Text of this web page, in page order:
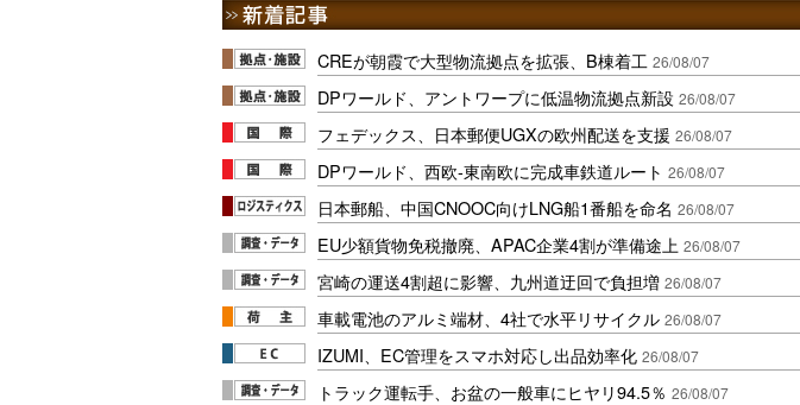
CREが朝霞で大型物流拠点を拡張、B棟着工 26/08/07
DPワールド、アントワープに低温物流拠点新設 26/08/07
フェデックス、日本郵便UGXの欧州配送を支援 26/08/07
DPワールド、西欧-東南欧に完成車鉄道ルート 26/08/07
日本郵船、中国CNOOC向けLNG船1番船を命名 26/08/07
EU少額貨物免税撤廃、APAC企業4割が準備途上 26/08/07
宮崎の運送4割超に影響、九州道迂回で負担増 26/08/07
車載電池のアルミ端材、4社で水平リサイクル 26/08/07
IZUMI、EC管理をスマホ対応し出品効率化 26/08/07
トラック運転手、お盆の一般車にヒヤリ94.5％ 26/08/07